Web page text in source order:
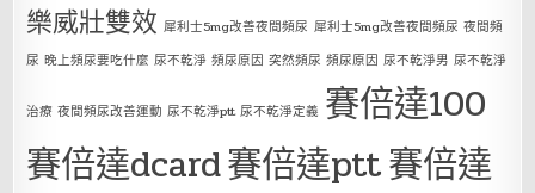
樂威壯雙效 犀利士5mg改善夜間頻尿 犀利士5mg改善夜間頻尿 夜間頻
尿 晚上頻尿要吃什麼 尿不乾淨 頻尿原因 突然頻尿 頻尿原因 尿不乾淨男 尿不乾淨
治療 夜間頻尿改善運動 尿不乾淨ptt 尿不乾淨定義 賽倍達100
賽倍達dcard賽倍達ptt賽倍達